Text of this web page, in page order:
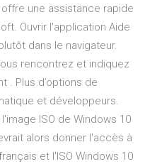
offre une assistance rapide
Ouvrir l'application Aide
dans le navigateur.
rencontrez et indiquez
. Plus d’options de
et développeurs.
ISO de Windows 10
alors donner l'accès à
et l'ISO Windows 10